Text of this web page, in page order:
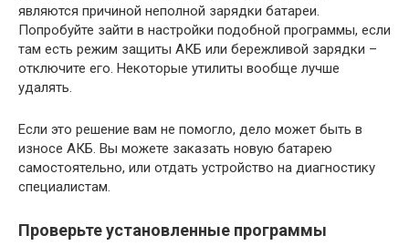
являются причиной неполной зарядки батареи.
Попробуйте зайти в настройки подобной программы, если
там есть режим защиты АКБ или бережливой зарядки –
отключите его. Некоторые утилиты вообще лучше
удалять.
Если это решение вам не помогло, дело может быть в
износе АКБ. Вы можете заказать новую батарею
самостоятельно, или отдать устройство на диагностику
специалистам.
Проверьте установленные программы